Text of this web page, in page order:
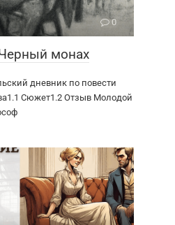
0
монах
дневник по повести
Сюжет1.2 Отзыв Молодой